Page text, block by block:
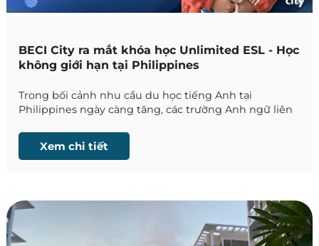
BECI City ra mắt khóa học Unlimited ESL - Học
không giới hạn tại Philippines
Trong bối cảnh nhu cầu du học tiếng Anh tại
Philippines ngày càng tăng, các trường Anh ngữ liên
dạng mục tiêu học tập của học viên. Mới đây, BECI
City Campus đã chính thức ra mắt khóa học
Xem chi tiết